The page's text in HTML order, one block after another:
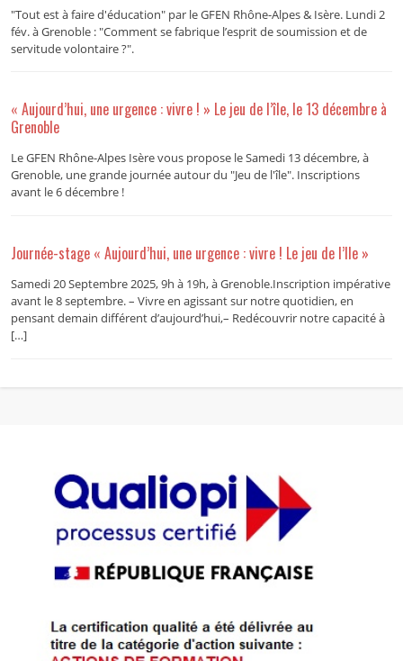
"Tout est à faire d'éducation" par le GFEN Rhône-Alpes & Isère. Lundi 2
fév. à Grenoble : "Comment se fabrique l’esprit de soumission et de
servitude volontaire ?".
« Aujourd’hui, une urgence : vivre ! » Le jeu de l’île, le 13 décembre à
Grenoble
Le GFEN Rhône-Alpes Isère vous propose le Samedi 13 décembre, à
Grenoble, une grande journée autour du "Jeu de l'île". Inscriptions
avant le 6 décembre !
Journée-stage « Aujourd’hui, une urgence : vivre ! Le jeu de l’Ile »
Samedi 20 Septembre 2025, 9h à 19h, à Grenoble.Inscription impérative
avant le 8 septembre. – Vivre en agissant sur notre quotidien, en
pensant demain différent d’aujourd’hui,– Redécouvrir notre capacité à
[…]